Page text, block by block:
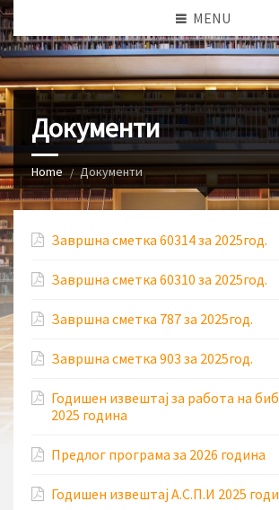
MENU
Документи
Home Документи
Завршна сметка 60314 за 2025год.
Завршна сметка 60310 за 2025год.
Завршна сметка 787 за 2025год.
Завршна сметка 903 за 2025год.
Годишен извештај за работа на
2025 година
Предлог програма за 2026 година
Годишен извештај А.С.П.И 2025